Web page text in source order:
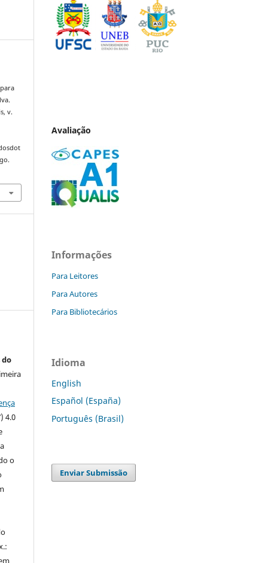
v.
do
4.0
o
Avaliação
Informações
Para Leitores
Para Autores
Para Bibliotecários
Idioma
English
Español (España)
Português (Brasil)
Enviar Submissão